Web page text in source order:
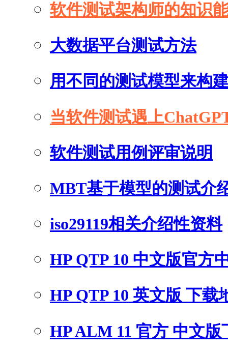
软件测试架构师的知识
大数据平台测试方法
用不同的测试模型来构
当软件测试遇上
软件测试用例评审说明
MBT基于模型的测试介
iso29119相关介绍性资料
HP QTP 10 中文版官方
HP QTP 10 英文版 下载
HP ALM 11 官方 中文版